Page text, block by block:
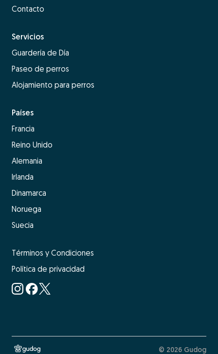
Contacto
Servicios
Guardería de Día
Paseo de perros
Alojamiento para perros
Países
Francia
Reino Unido
Alemania
Irlanda
Dinamarca
Noruega
Suecia
Términos y Condiciones
Política de privacidad
© 2026 Gudog